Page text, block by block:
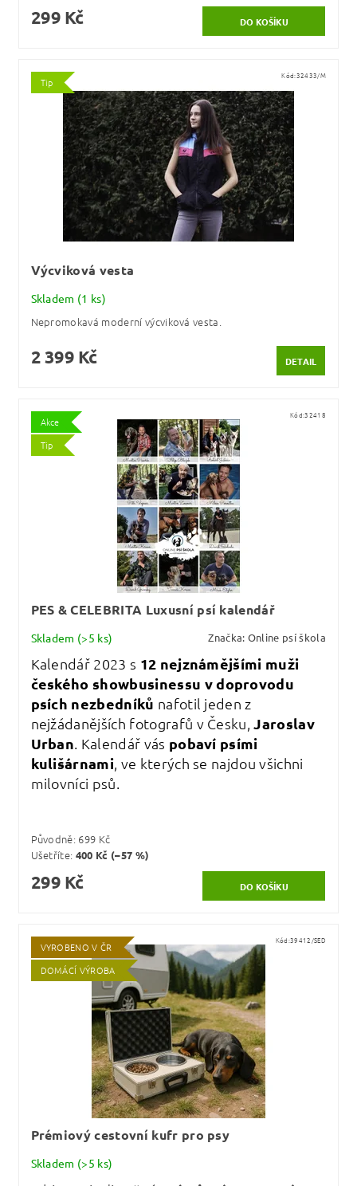
299 Kč
Tip
Kód:32433/M
Výcviková vesta
Skladem (1 ks)
Nepromokavá moderní výcviková vesta.
2 399 Kč DETAIL
Akce
Tip
Kód:32418
PES & CELEBRITA Luxusní psí kalendář
Skladem (>5 ks) Značka: Online psí škola
Kalendář 2023 s 12 nejznámějšími muži
českého showbusinessu v doprovodu
psích nezbedníků nafotil jeden z
nejžádanějších fotografů v Česku,Jaroslav
Urban. Kalendář vás pobaví psími
kulišárnami, ve kterých se najdou všichni
milovníci psů.
Původně: 699 Kč
Ušetříte: 400 Kč (–57 %)
299 Kč
VYROBENO V ČR
DOMÁCÍ VÝROBA
Kód:39412/SED
Prémiový cestovní kufr pro psy
Skladem (>5 ks)